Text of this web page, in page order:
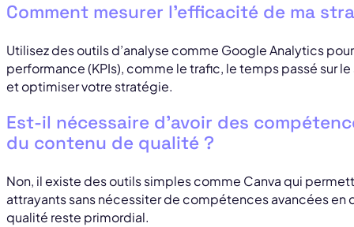
Comment mesurer l’efficacité de ma
Utilisez des outils d’analyse comme Google Analytics
performance (KPIs), comme le trafic, le temps passé sur
et optimiser votre stratégie.
Est-il nécessaire d’avoir des
du contenu de qualité ?
Non, il existe des outils simples comme Canva qui
attrayants sans nécessiter de compétences avancées en
qualité reste primordial.